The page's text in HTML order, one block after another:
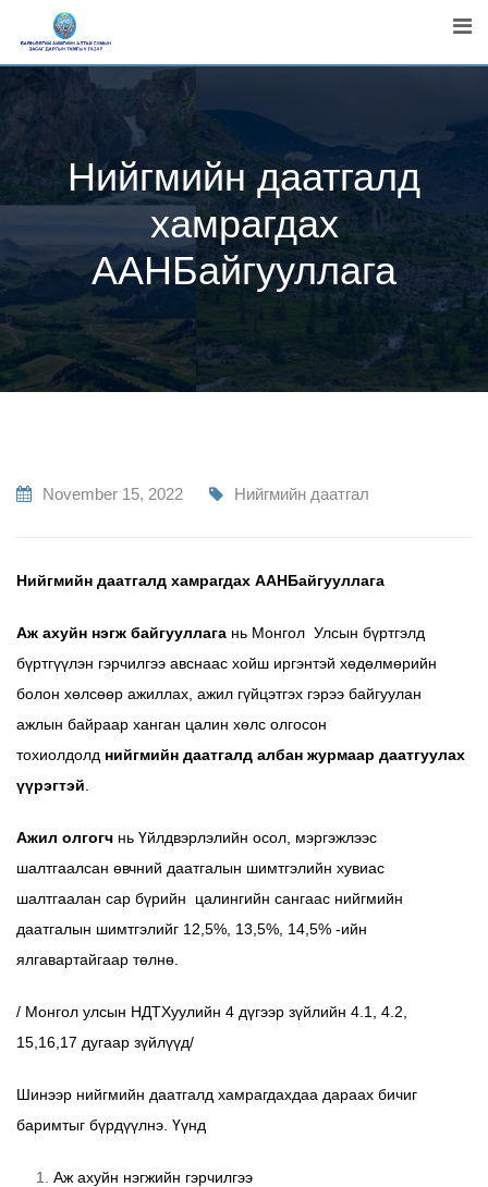
Нийгмийн даатгалд
хамрагдах
ААНБайгууллага
November 15, 2022 Нийгмийн даатгал
Нийгмийн даатгалд хамрагдах ААНБайгууллага
Аж ахуйн нэгж байгууллага нь Монгол Улсын бүртгэлд
бүртгүүлэн гэрчилгээ авснаас хойш иргэнтэй хөдөлмөрийн
болон хөлсөөр ажиллах, ажил гүйцэтгэх гэрээ байгуулан
ажлын байраар ханган цалин хөлс олгосон
тохиолдолд нийгмийн даатгалд албан журмаар даатгуулах
үүрэгтэй
Ажил олгогч нь Үйлдвэрлэлийн осол, мэргэжлээс
шалтгаалсан өвчний даатгалын шимтгэлийн хувиас
шалтгаалан сар бүрийн цалингийн сангаас нийгмийн
даатгалын шимтгэлийг 12,5%, 13,5%, 14,5% -ийн
ялгавартайгаар төлнө.
/ Монгол улсын НДТХуулийн 4 дүгээр зүйлийн 4.1, 4.2,
15,16,17 дугаар зүйлүүд/
Шинээр нийгмийн даатгалд хамрагдахдаа дараах бичиг
баримтыг бүрдүүлнэ. Үүнд
Аж ахуйн нэгжийн гэрчилгээ